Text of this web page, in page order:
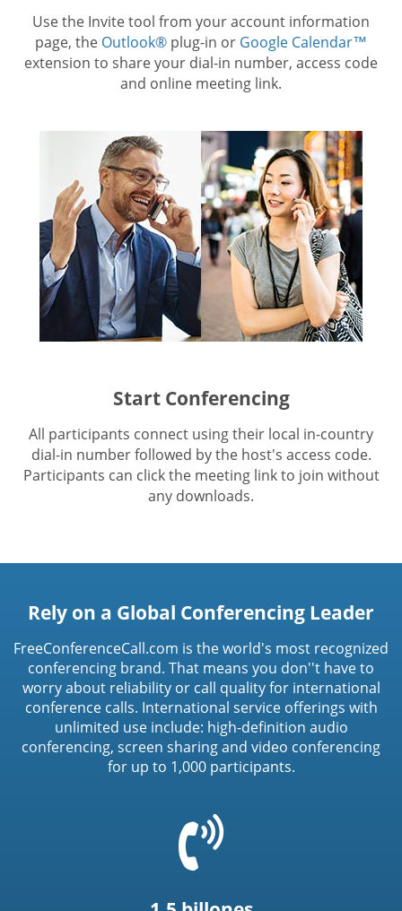
Use the Invite tool from your account information
page, the Outlook® plug-in or Google Calendar™
extension to share your dial-in number, access code
and online meeting link.
Start Conferencing
All participants connect using their local in-country
dial-in number followed by the host's access code.
Participants can click the meeting link to join without
any downloads.
Rely on a Global Conferencing Leader
FreeConferenceCall.com is the world's most recognized
conferencing brand. That means you don''t have to
worry about reliability or call quality for international
conference calls. International service offerings with
unlimited use include: high-definition audio
conferencing, screen sharing and video conferencing
for up to 1,000 participants.
t('common.phone_icon')